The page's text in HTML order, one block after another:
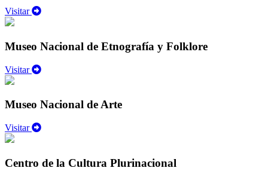
Visitar
Museo Nacional de Etnografía y Folklore
Visitar
Museo Nacional de Arte
Visitar
Centro de la Cultura Plurinacional